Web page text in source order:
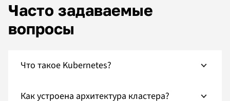
Часто задаваемые
вопросы
Что такое Kubernetes?
Как устроена архитектура кластера?